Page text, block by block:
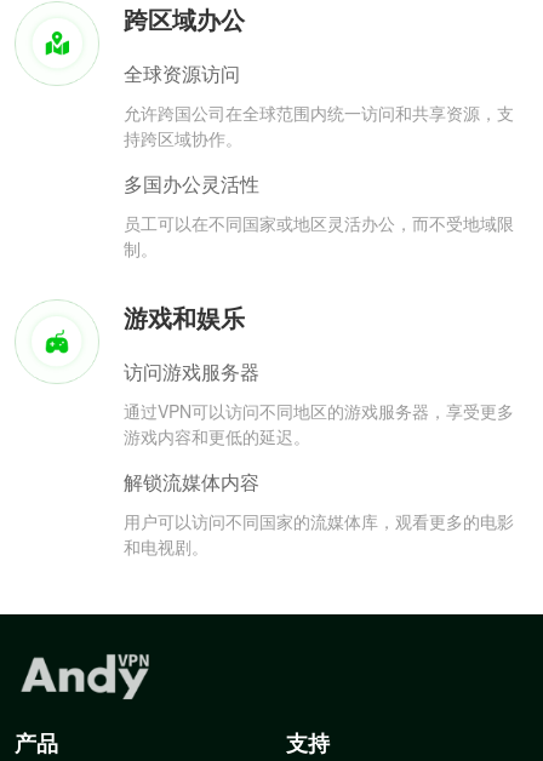
跨区域办公
全球资源访问
允许跨国公司在全球范围内统一访问和共享资源，支
持跨区域协作。
多国办公灵活性
员工可以在不同国家或地区灵活办公，而不受地域限
制。
游戏和娱乐
访问游戏服务器
通过VPN可以访问不同地区的游戏服务器，享受更多
游戏内容和更低的延迟。
解锁流媒体内容
用户可以访问不同国家的流媒体库，观看更多的电影
和电视剧。
产品 支持